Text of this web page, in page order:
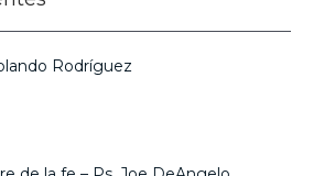
Rodríguez